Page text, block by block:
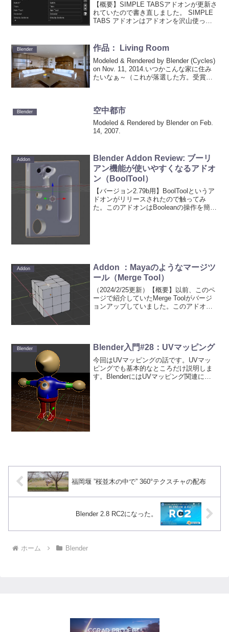
【概要】SIMPLE TABSアドオンが更新さ
れていたので書き直しました。 SIMPLE
TABS アドオンはアドオンを沢山使って
たときに表示されるサイドバーに追加
表...
Blender 作品： Living Room
Modeled & Rendered by Blender (Cycles)
on Nov. 11, 2014.いつかこんな家に住み
たいなぁ～（これが落選した方。受賞し
Blender 空中都市
Modeled & Rendered by Blender on Feb.
14, 2007.
Addon
Blender Addon Review: ブーリ
アン機能が使いやすくなるアドオ
ン（BoolTool）
【バージョン2.79b用】BoolToolというア
ドオンがリリースされたので触ってみ
た。このアドオンはBooleanの操作を簡単
Addon
Addon ：Mayaのようなマージツ
ール（Merge Tool）
（2024/2/25更新）【概要】以前、このペ
ージで紹介していたMerge Toolがバージ
ョンアップしていました。このアドオン
Blender Blender入門#28：UVマッピング
今回はUVマッピングの話です。UVマッ
ピングでも基本的なところだけ説明しま
す。BlenderにはUVマッピング関連につ
福岡堰 ”桜並木の中で” 360°テクスチャの配布
Blender 2.8 RC2になった。
ホーム Blender